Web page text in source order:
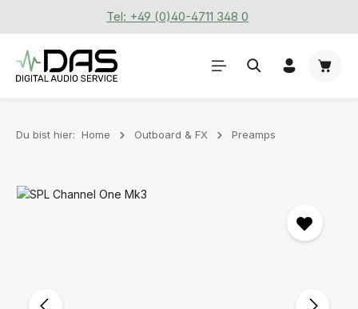
Zum Hauptinhalt springenTel: +49 (0)40-4711 348 0
Du bist hier: Home Outboard & FX Preamps
Bildergalerie überspringen